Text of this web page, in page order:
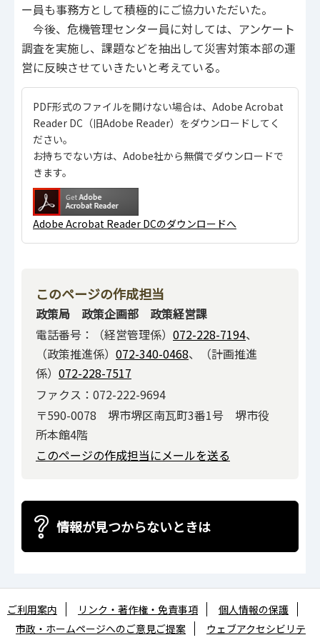
ー員も事務方として積極的にご協力いただいた。
今後、危機管理センター員に対しては、アンケート
調査を実施し、課題などを抽出して災害対策本部の運
営に反映させていきたいと考えている。
PDF形式のファイルを開けない場合は、Adobe Acrobat
Reader DC（旧Adobe Reader）をダウンロードしてく
ださい。
お持ちでない方は、Adobe社から無償でダウンロードで
きます。
Adobe Acrobat Reader DCのダウンロードへ
このページの作成担当
政策局 政策企画部 政策経営課
電話番号：（経営管理係） 072-228-7194、
（政策推進係） 072-340-0468、（計画推進
係） 072-228-7517
ファクス：072-222-9694
〒590-0078 堺市堺区南瓦町3番1号 堺市役
所本館4階
このページの作成担当にメールを送る
情報が見つからないときは
ご利用案内 リンク・著作権・免責事項
個人情報の保護
市政・ホームページへのご意見ご提案
ウェブアクセシビリテ